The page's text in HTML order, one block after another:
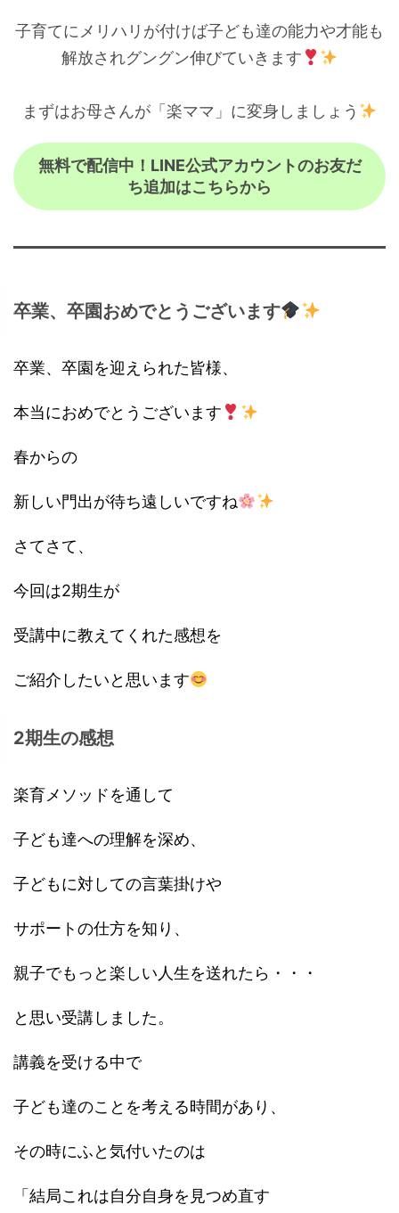
子育てにメリハリが付けば子ども達の能力や才能も
解放されグングン伸びていきます
まずはお母さんが「楽ママ」に変身しましょう
無料で配信中！LINE公式アカウントのお友だ
ち追加はこちらから
卒業、卒園おめでとうございます
卒業、卒園を迎えられた皆様、
本当におめでとうございます
春からの
新しい門出が待ち遠しいですね
さてさて、
今回は2期生が
受講中に教えてくれた感想を
ご紹介したいと思います
2期生の感想
楽育メソッドを通して
子ども達への理解を深め、
子どもに対しての言葉掛けや
サポートの仕方を知り、
親子でもっと楽しい人生を送れたら・・・
と思い受講しました。
講義を受ける中で
子ども達のことを考える時間があり、
その時にふと気付いたのは
「結局これは自分自身を見つめ直す